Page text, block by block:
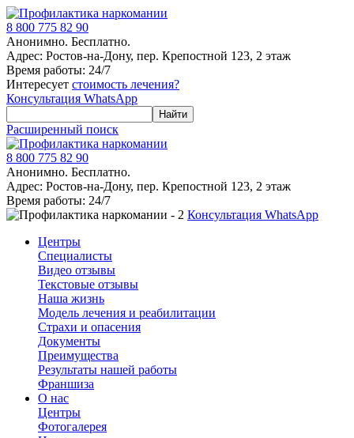
8 800 775 82 90
Анонимно. Бесплатно.
Адрес: Ростов-на-Дону, пер. Крепостной 123, 2 этаж
Время работы: 24/7
Интересует стоимость лечения?
Консультация WhatsApp
Расширенный поиск
8 800 775 82 90
Анонимно. Бесплатно.
Адрес: Ростов-на-Дону, пер. Крепостной 123, 2 этаж
Время работы: 24/7
Консультация WhatsApp
Центры
Специалисты
Видео отзывы
Текстовые отзывы
Наша жизнь
Модель лечения и реабилитации
Страхи и опасения
Документы
Преимущества
Результаты нашей работы
Франшиза
О нас
Центры
Фотогалерея